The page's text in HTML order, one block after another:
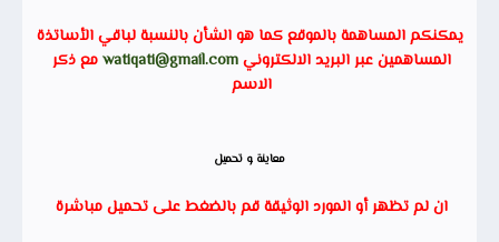
يمكنكم المساهمة بالموقع كما هو الشأن بالنسبة لباقي الأساتذة
المساهمين عبر البريد الالكترونيwatiqati@gmail.comمع ذكر
الاسم
معاينة و تحميل
ان لم تظهر أو المورد الوثيقة قم بالضغط على تحميل مباشرة